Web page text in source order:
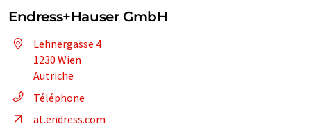
Endress+Hauser GmbH
Lehnergasse 4
1230 Wien
Autriche
Téléphone
at.endress.com